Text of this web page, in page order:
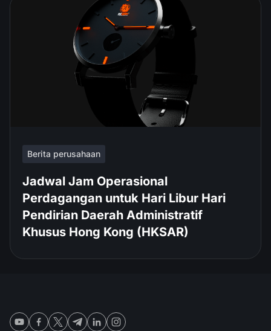
Berita perusahaan
Jadwal Jam Operasional
Perdagangan untuk Hari Libur Hari
Pendirian Daerah Administratif
Khusus Hong Kong (HKSAR)